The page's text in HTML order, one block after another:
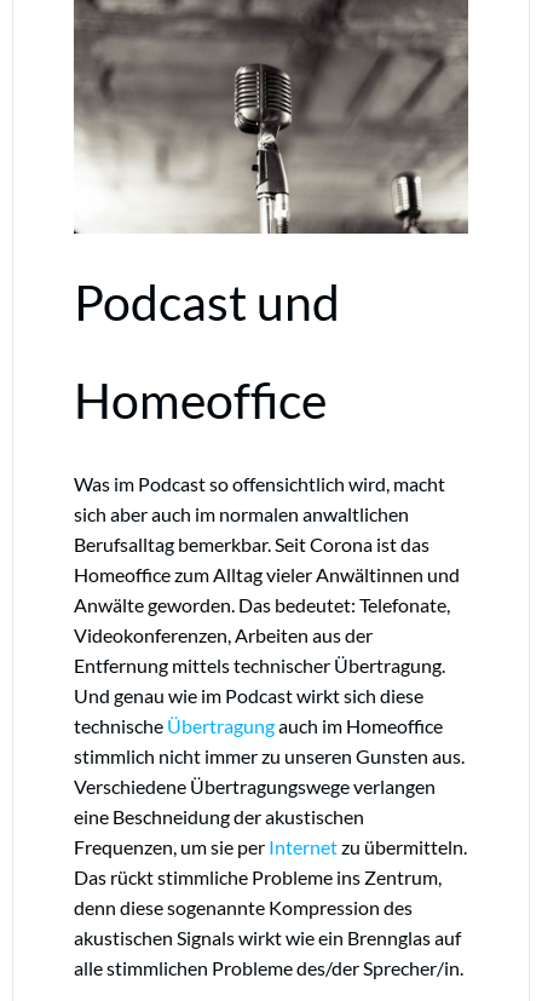
Podcast und
Homeoffice
Was im Podcast so offensichtlich wird, macht
sich aber auch im normalen anwaltlichen
Berufsalltag bemerkbar. Seit Corona ist das
Homeoffice zum Alltag vieler Anwältinnen und
Anwälte geworden. Das bedeutet: Telefonate,
Videokonferenzen, Arbeiten aus der
Entfernung mittels technischer Übertragung.
Und genau wie im Podcast wirkt sich diese
technische Übertragungauch im Homeoffice
stimmlich nicht immer zu unseren Gunsten aus.
Verschiedene Übertragungswege verlangen
eine Beschneidung der akustischen
Frequenzen, um sie per Internetzu übermitteln.
Das rückt stimmliche Probleme ins Zentrum,
denn diese sogenannte Kompression des
akustischen Signals wirkt wie ein Brennglas auf
alle stimmlichen Probleme des/der Sprecher/in.